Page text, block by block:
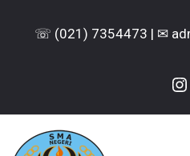
☏ (021) 7354473 | ✉